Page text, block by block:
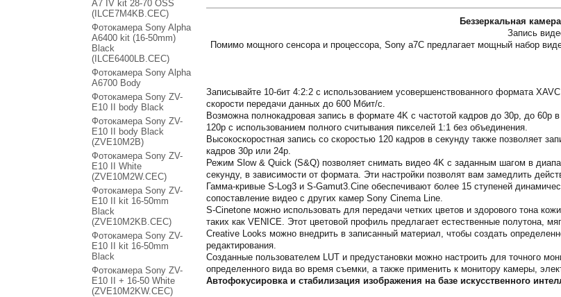
Беззеркальная камера
Запись
Помимо мощного сенсора и процессора, Sony a7C предлагает мощный набор
Записывайте 10-бит 4:2:2 с использованием усовершенствованного формата
скорости передачи данных до 600 Мбит/с.
Возможна полнокадровая запись в формате 4K с частотой кадров до 30p, до
120p с использованием полного считывания пикселей 1:1 без объединения.
Высокоскоростная запись со скоростью 120 кадров в секунду также позволяет
кадров 30p или 24p.
Режим Slow & Quick (S&Q) позволяет снимать видео 4K с заданным шагом в
секунду, в зависимости от формата. Эти настройки позволят вам замедлить
Гамма-кривые S-Log3 и S-Gamut3.Cine обеспечивают более 15 ступеней
сопоставление видео с других камер Sony Cinema Line.
S-Cinetone можно использовать для передачи четких цветов и здорового тона
таких как VENICE. Этот цветовой профиль предлагает естественные полутона,
Creative Looks можно внедрить в записанный материал, чтобы создать
редактирования.
Созданные пользователем LUT и предустановки можно настроить для точного
определенного вида во время съемки, а также применить к монитору камеры,
Автофокусировка и стабилизация изображения на базе искусственного
A7 IV kit 28-70 OSS
(ILCE7M4KB.CEC)
Фотокамера Sony Alpha
A6400 kit (16-50mm)
Black
(ILCE6400LB.CEC)
Фотокамера Sony Alpha
A6700 Body
Фотокамера Sony ZV-
E10 II body Black
Фотокамера Sony ZV-
E10 II body Black
(ZVE10M2B)
Фотокамера Sony ZV-
E10 II White
(ZVE10M2W.CEC)
Фотокамера Sony ZV-
E10 II kit 16-50mm
Black
(ZVE10M2KB.CEC)
Фотокамера Sony ZV-
E10 II kit 16-50mm
Black
Фотокамера Sony ZV-
E10 II + 16-50 White
(ZVE10M2KW.CEC)